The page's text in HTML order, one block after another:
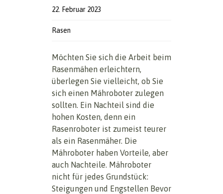
22. Februar 2023
Rasen
Möchten Sie sich die Arbeit beim
Rasenmähen erleichtern,
überlegen Sie vielleicht, ob Sie
sich einen Mähroboter zulegen
sollten. Ein Nachteil sind die
hohen Kosten, denn ein
Rasenroboter ist zumeist teurer
als ein Rasenmäher. Die
Mähroboter haben Vorteile, aber
auch Nachteile. Mähroboter
nicht für jedes Grundstück:
Steigungen und Engstellen Bevor